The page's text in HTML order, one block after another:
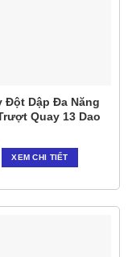
Đột Dập Đa Năng
Quay 13 Dao
XEM CHI TIẾT